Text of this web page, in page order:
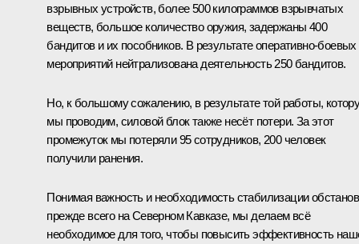
взрывных устройств, более 500 килограммов взрывчатых
веществ, большое количество оружия, задержаны 400
бандитов и их пособников. В результате оперативно-боевых
мероприятий нейтрализована деятельность 250 бандитов.
Но, к большому сожалению, в результате той работы,
мы проводим, силовой блок также несёт потери. За этот
промежуток мы потеряли 95 сотрудников, 200 человек
получили ранения.
Понимая важность и необходимость стабилизации
прежде всего на Северном Кавказе, мы делаем всё
необходимое для того, чтобы повысить эффективность